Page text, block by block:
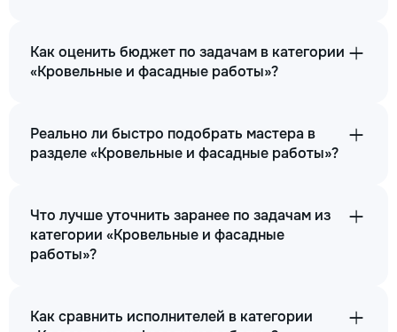
Как оценить бюджет по задачам в категории
«Кровельные и фасадные работы»?
Реально ли быстро подобрать мастера в
разделе «Кровельные и фасадные работы»?
Что лучше уточнить заранее по задачам из
категории «Кровельные и фасадные
работы»?
Как сравнить исполнителей в категории